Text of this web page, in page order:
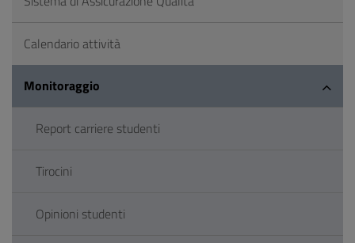
Calendario attività
Monitoraggio
Report carriere studenti
Tirocini
Opinioni studenti